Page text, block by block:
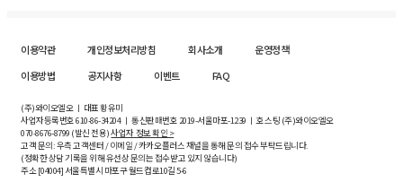
이용약관 개인정보처리방침 회사소개
운영정책
이용방법
공지사항 이벤트 FAQ
(주)와이오엘오 ㅣ 대표 황유미
사업자등록번호610-86-34204ㅣ 통신판매번호 2019-서울마포-1239 ㅣ 호스팅 (주)와이오엘오
070-8676-8799 (발신 전용)사업자 정보 확인 >
고객 문의: 우측 고객센터 / 이메일 / 카카오플러스 채널을 통해 문의 접수 부탁드립니다.
(정확한 상담 기록을 위해 유선상 문의는 접수받고 있지 않습니다)
주소 [04004] 서울특별시 마포구 월드컵로10길5-6